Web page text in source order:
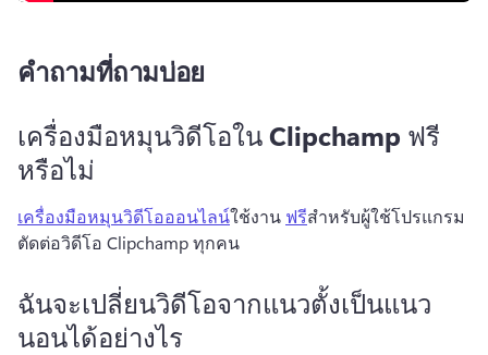
คำถามที่ถามบ่อย
เครื่องมือหมุนวิดีโอใน Clipchamp ฟรี
หรือไม่
เครื่องมือหมุนวิดีโอออนไลน์ใช้งาน ฟรีสำหรับผู้ใช้โปรแกรม
ตัดต่อวิดีโอ Clipchamp ทุกคน
ฉันจะเปลี่ยนวิดีโอจากแนวตั้งเป็นแนว
นอนได้อย่างไร